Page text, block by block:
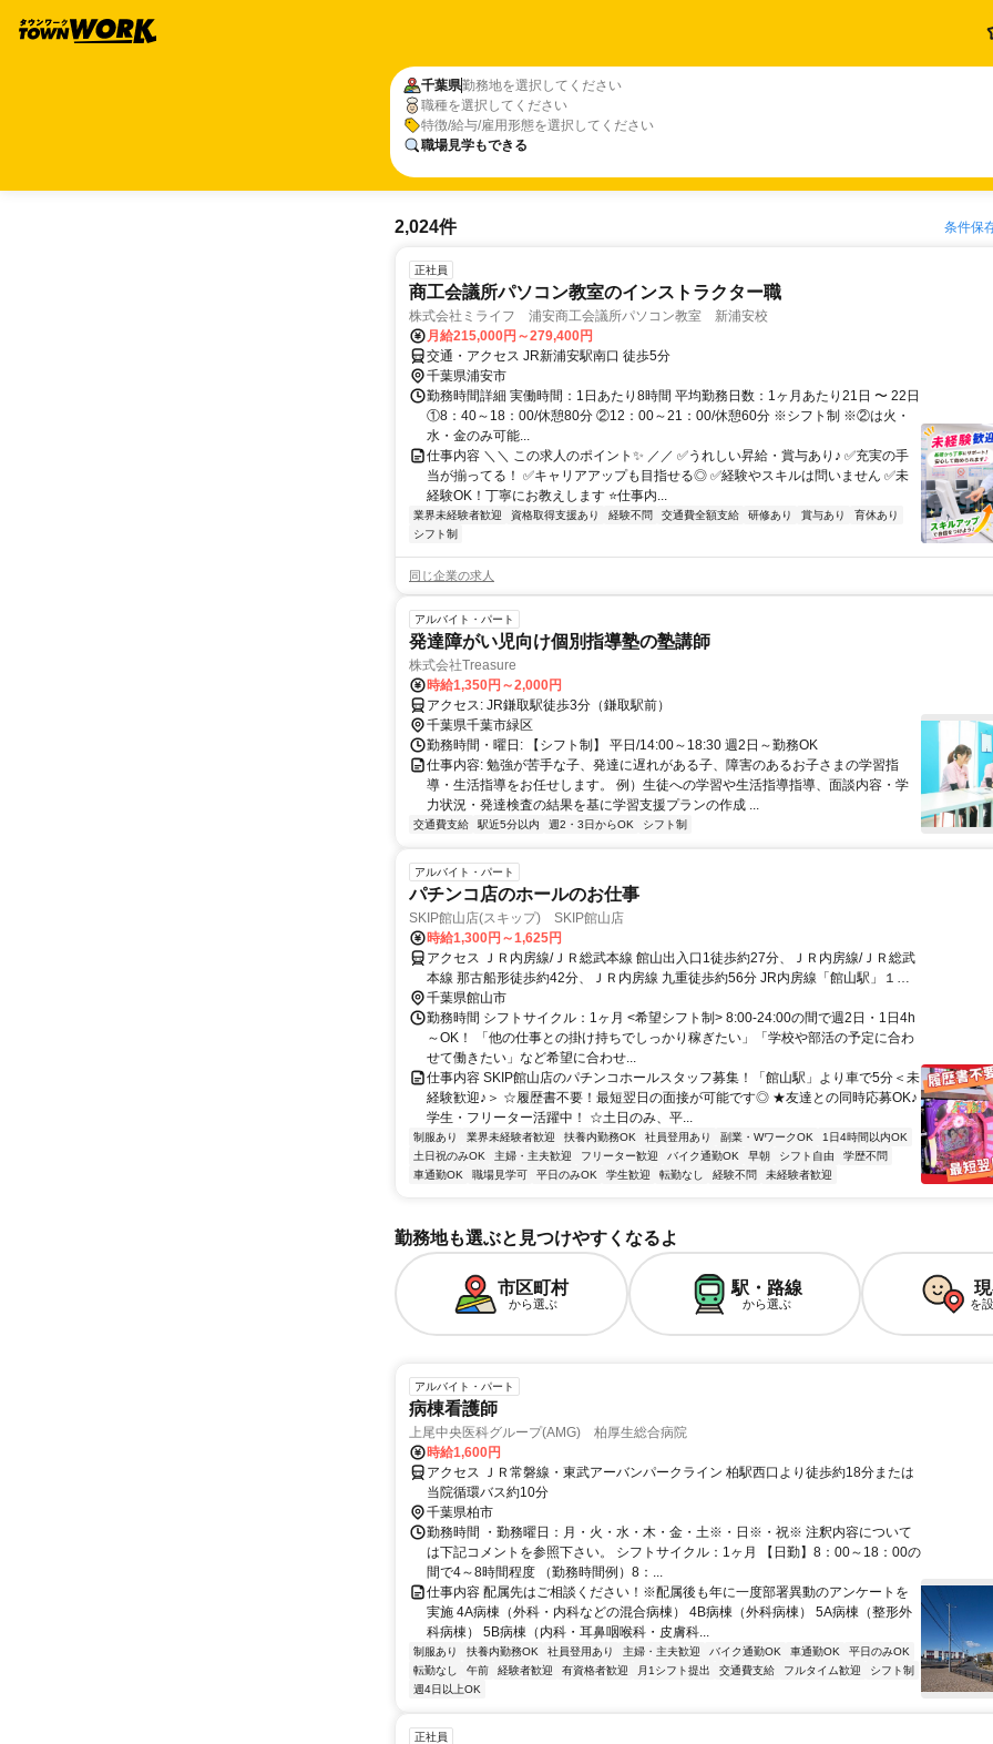
千葉県勤務地を選択してください
職種を選択してください
特徴/給与/雇用形態を選択してください
職場見学もできる
2,024件 条件保
正社員
商工会議所パソコン教室のインストラクター職
株式会社ミライフ 浦安商工会議所パソコン教室 新浦安校
月給215,000円～279,400円
交通・アクセス JR新浦安駅南口 徒歩5分
千葉県浦安市
勤務時間詳細 実働時間：1日あたり8時間 平均勤務日数：1ヶ月あたり21日 〜 22日
①8：40～18：00/休憩80分 ②12：00～21：00/休憩60分 ※シフト制 ※②は火・
水・金のみ可能...
仕事内容 ＼＼ この求人のポイント✨ ／／ ✅うれしい昇給・賞与あり♪ ✅充実の手
当が揃ってる！ ✅キャリアアップも目指せる◎ ✅経験やスキルは問いません ✅未
経験OK！丁寧にお教えします ⭐仕事内...
業界未経験者歓迎 資格取得支援あり 経験不問 交通費全額支給 研修あり 賞与あり
育休あり
シフト制
同じ企業の求人
アルバイト・パート
発達障がい児向け個別指導塾の塾講師
株式会社Treasure
時給1,350円～2,000円
アクセス: JR鎌取駅徒歩3分（鎌取駅前）
千葉県千葉市緑区
勤務時間・曜日: 【シフト制】 平日/14:00～18:30 週2日～勤務OK
仕事内容: 勉強が苦手な子、発達に遅れがある子、障害のあるお子さまの学習指
導・生活指導をお任せします。 例）生徒への学習や生活指導指導、面談内容・学
力状況・発達検査の結果を基に学習支援プランの作成 ...
交通費支給 駅近5分以内 週2・3日からOK シフト制
アルバイト・パート
パチンコ店のホールのお仕事
SKIP館山店(スキップ) SKIP館山店
時給1,300円～1,625円
アクセス ＪＲ内房線/ＪＲ総武本線 館山出入口1徒歩約27分、ＪＲ内房線/ＪＲ総武
本線 那古船形徒歩約42分、ＪＲ内房線 九重徒歩約56分 JR内房線「館山駅」１番
出口より車で5分
千葉県館山市
勤務時間 シフトサイクル：1ヶ月 <希望シフト制> 8:00-24:00の間で週2日・1日4h
～OK！ 「他の仕事との掛け持ちでしっかり稼ぎたい」「学校や部活の予定に合わ
せて働きたい」など希望に合わせ...
仕事内容 SKIP館山店のパチンコホールスタッフ募集！「館山駅」より車で5分＜未
経験歓迎♪＞ ☆履歴書不要！最短翌日の面接が可能です◎ ★友達との同時応募OK♪
学生・フリーター活躍中！ ☆土日のみ、平...
制服あり 業界未経験者歓迎 扶養内勤務OK 社員登用あり 副業・WワークOK
1日4時間以内OK
土日祝のみOK
主婦・主夫歓迎 フリーター歓迎 バイク通勤OK 早朝 シフト自由
学歴不問
車通勤OK
職場見学可 平日のみOK 学生歓迎 転勤なし 経験不問 未経験者歓迎
勤務地も選ぶと見つけやすくなるよ
市区町村
から選ぶ
駅・路線
から選ぶ を
アルバイト・パート
病棟看護師
上尾中央医科グループ(AMG) 柏厚生総合病院
時給1,600円
アクセス ＪＲ常磐線・東武アーバンパークライン 柏駅西口より徒歩約18分または
当院循環バス約10分
千葉県柏市
勤務時間 ・勤務曜日：月・火・水・木・金・土※・日※・祝※ 注釈内容について
は下記コメントを参照下さい。 シフトサイクル：1ヶ月 【日勤】8：00～18：00の
間で4～8時間程度 （勤務時間例）8：...
仕事内容 配属先はご相談ください！※配属後も年に一度部署異動のアンケートを
実施 4A病棟（外科・内科などの混合病棟） 4B病棟（外科病棟） 5A病棟（整形外
科病棟） 5B病棟（内科・耳鼻咽喉科・皮膚科...
制服あり 扶養内勤務OK 社員登用あり 主婦・主夫歓迎 バイク通勤OK 車通勤OK
平日のみOK
転勤なし
午前 経験者歓迎 有資格者歓迎 月1シフト提出 交通費支給 フルタイム歓迎
シフト制
週4日以上OK
正社員